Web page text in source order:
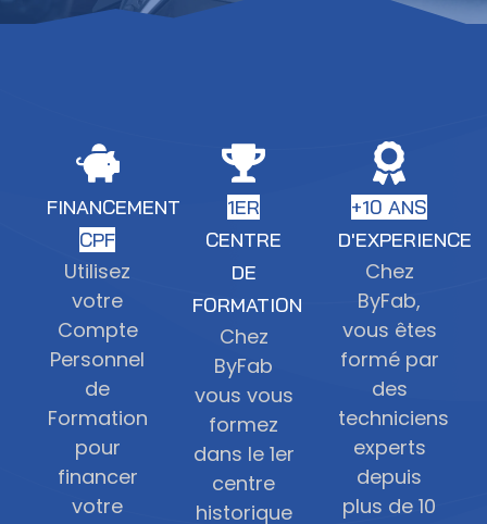
FINANCEMENT
CPF
Utilisez
votre
Compte
Personnel
de
Formation
pour
financer
votre
1ER
CENTRE
DE
FORMATION
Chez
ByFab
vous vous
formez
dans le 1er
centre
historique
+10 ANS
D'EXPERIENCE
Chez
ByFab,
vous êtes
formé par
des
techniciens
experts
depuis
plus de 10